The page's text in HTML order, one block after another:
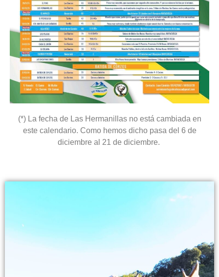
(*) La fecha de Las Hermanillas no está cambiada en
este calendario. Como hemos dicho pasa del 6 de
diciembre al 21 de diciembre.